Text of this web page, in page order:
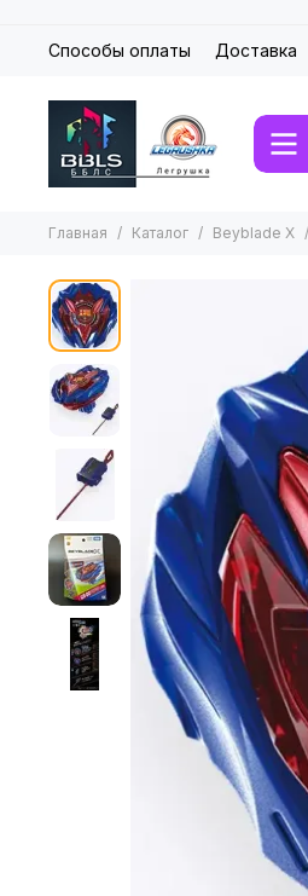
Способы оплаты Доставка
Главная Каталог Beyblade X